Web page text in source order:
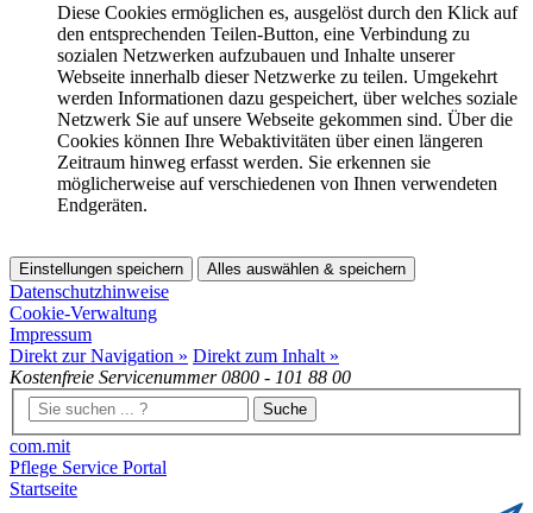
Diese Cookies ermöglichen es, ausgelöst durch den Klick auf
den entsprechenden Teilen-Button, eine Verbindung zu
sozialen Netzwerken aufzubauen und Inhalte unserer
Webseite innerhalb dieser Netzwerke zu teilen. Umgekehrt
werden Informationen dazu gespeichert, über welches soziale
Netzwerk Sie auf unsere Webseite gekommen sind. Über die
Cookies können Ihre Webaktivitäten über einen längeren
Zeitraum hinweg erfasst werden. Sie erkennen sie
möglicherweise auf verschiedenen von Ihnen verwendeten
Endgeräten.
Einstellungen speichern Alles auswählen & speichern
Datenschutzhinweise
Cookie-Verwaltung
Impressum
Direkt zur Navigation » Direkt zum Inhalt »
Kostenfreie Servicenummer0800 - 101 88 00
Suche
com.mit
Pflege Service Portal
Startseite